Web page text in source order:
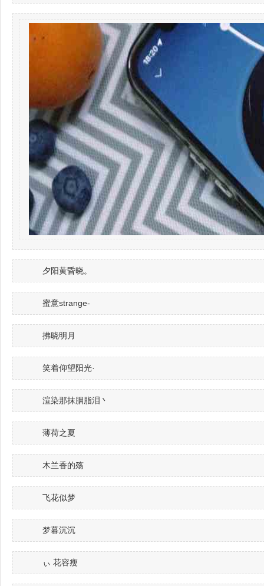
夕阳黄昏晓。
蜜意strange-
拂晓明月
笑着仰望阳光·
渲染那抹胭脂泪丶
薄荷之夏
木兰香的殇
飞花似梦
梦暮沉沉
ぃ 花容瘦